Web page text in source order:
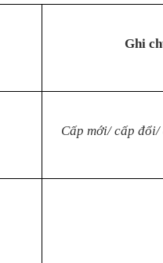
Ghi
Cấp mới/ cấp đổi/